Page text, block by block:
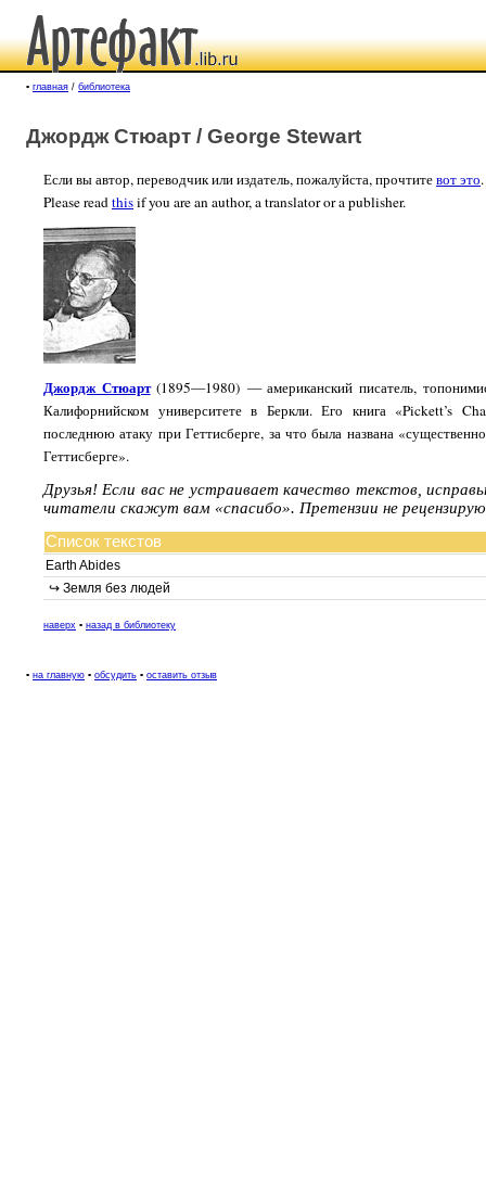
▪ главная / библиотека
Джордж Стюарт / George Stewart
Если вы автор, переводчик или издатель, пожалуйста, прочтитевот это.
Please readthisif you are an author, a translator or a publisher.
Джордж Стюарт(1895—1980) — американский писатель,
Калифорнийском университете в Беркли. Его книга «Pickett’s
последнюю атаку при Геттисберге, за что была названа
Геттисберге».
Друзья! Если вас не устраивает качество текстов,
читатели скажут вам «спасибо». Претензии не
Список текстов
Earth Abides
↪ Земля без людей
наверх ▪ назад в библиотеку
▪ на главную ▪ обсудить ▪ оставить отзыв